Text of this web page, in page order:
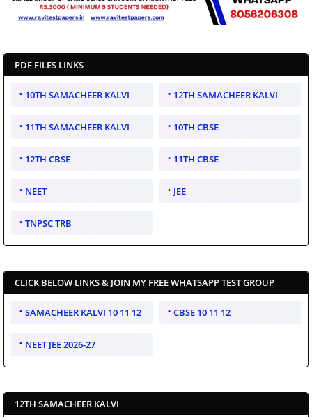
PDF FILES LINKS
10TH SAMACHEER KALVI 12TH SAMACHEER KALVI
11TH SAMACHEER KALVI 10TH CBSE
12TH CBSE 11TH CBSE
NEET JEE
TNPSC TRB
CLICK BELOW LINKS & JOIN MY FREE WHATSAPP TEST GROUP
SAMACHEER KALVI 10 11 12 CBSE 10 11 12
NEET JEE 2026-27
12TH SAMACHEER KALVI